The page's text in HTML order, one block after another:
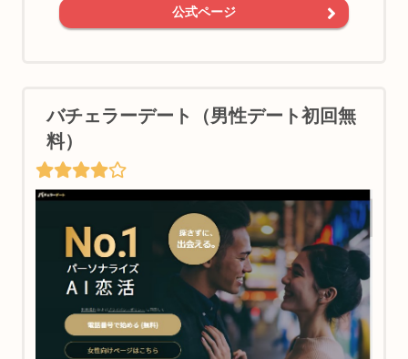
公式ページ
バチェラーデート（男性デート初回無
料）